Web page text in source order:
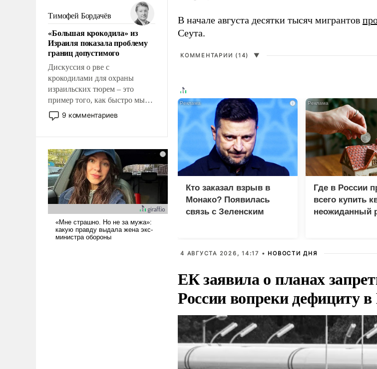
беспрекословно оплачиваться
за счет российских
налогоплательщиков и где за
свои поступки не нужно
отвечать.
Тимофей Бордачёв
«Большая крокодила» из
Израиля показала проблему
границ допустимого
Дискуссия о рве с
крокодилами для охраны
израильских тюрем – это
пример того, как быстро мы
двигаемся по пути
революционных изменений.
псевдонаучной фантастики,
стало всерьез обсуждаемой
идеей.
9 комментариев
В начале августа десятки тысяч мигрантов
Сеута.
КОММЕНТАРИИ (14) ▼
i
Кто заказал взрыв в
Монако? Появилась
связь с Зеленским
Где в России
всего купить
неожиданный
4 АВГУСТА 2026, 14:17 • НОВОСТИ ДНЯ
ЕК заявила о планах
России вопреки дефициту